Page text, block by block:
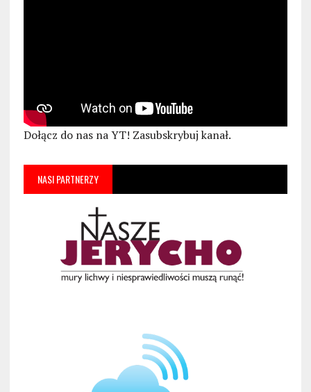
Dołącz do nas na YT! Zasubskrybuj kanał.
NASI PARTNERZY